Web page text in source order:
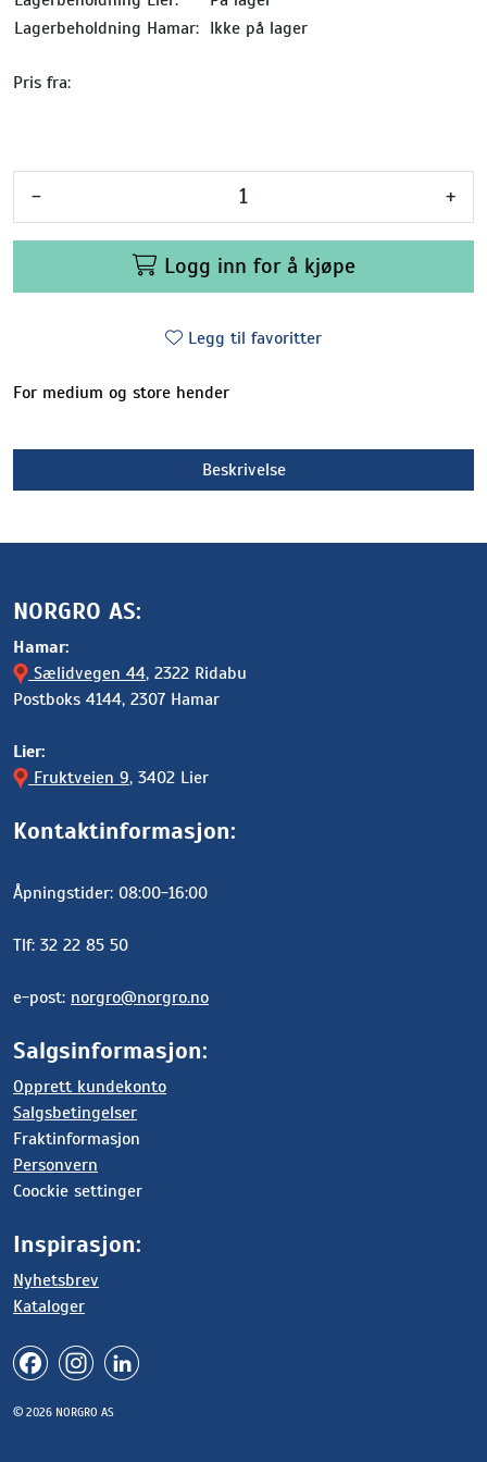
Lagerbeholdning Hamar: Ikke på lager
Pris fra:
- +
Logg inn for å kjøpe
Legg til favoritter
For medium og store hender
Beskrivelse
NORGRO AS:
Hamar:
Sælidvegen 44, 2322 Ridabu
Postboks 4144, 2307 Hamar
Lier:
Fruktveien 9, 3402 Lier
Kontaktinformasjon:
Åpningstider: 08:00-16:00
Tlf: 32 22 85 50
e-post: norgro@norgro.no
Salgsinformasjon:
Opprett kundekonto
Salgsbetingelser
Fraktinformasjon
Personvern
Coockie settinger
Inspirasjon:
Nyhetsbrev
Kataloger
© 2026 NORGRO AS